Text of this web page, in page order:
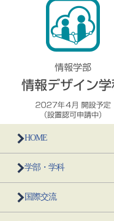
HOME
学部・学科
国際交流